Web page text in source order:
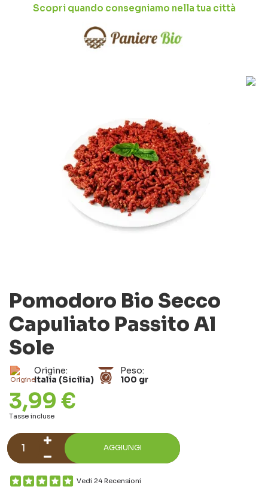
Scopri quando consegniamo nella tua città
Pomodoro Bio Secco
Capuliato Passito Al
Sole
Origine:
Italia (Sicilia)
Peso:
100 gr
3,99 €
Tasse incluse
AGGIUNGI
Vedi 24 Recensioni